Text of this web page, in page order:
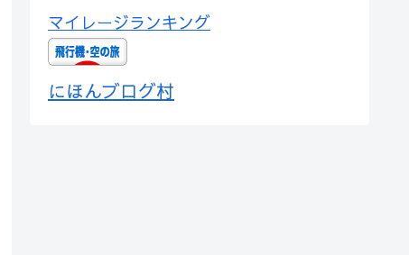
マイレージランキング
にほんブログ村